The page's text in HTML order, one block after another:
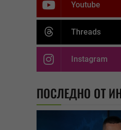
Youtube
Threads
Instagram
ПОСЛЕДНО ОТ